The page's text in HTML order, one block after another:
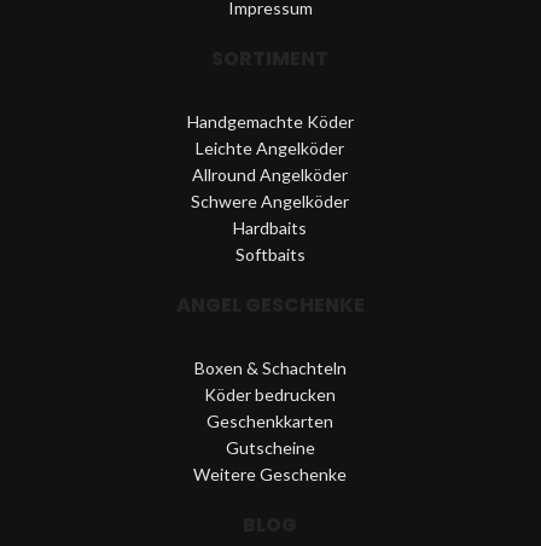
Impressum
Handgemachte Köder
Leichte Angelköder
Allround Angelköder
Schwere Angelköder
Hardbaits
Softbaits
Boxen & Schachteln
Köder bedrucken
Geschenkkarten
Gutscheine
Weitere Geschenke